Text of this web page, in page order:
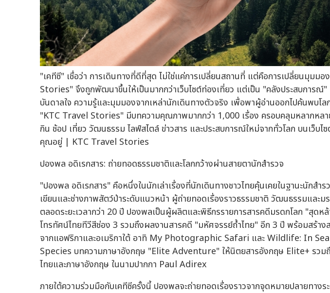
"เคทีซี" เชื่อว่า การเดินทางที่ดีที่สุด ไม่ใช่แค่การเปลี่ยนสถานที่ แต่คือการเปลี่ยนมุมม
Stories" จึงถูกพัฒนาขึ้นให้เป็นมากกว่าเว็บไซต์ท่องเที่ยว แต่เป็น "คลังประสบการณ์"
บันดาลใจ ความรู้และมุมมองจากเหล่านักเดินทางตัวจริง เพื่อพาผู้อ่านออกไปค้นพบโ
"KTC Travel Stories" มีบทความคุณภาพมากกว่า 1,000 เรื่อง ครอบคลุมหลากหลา
กิน ช้อป เที่ยว วัฒนธรรม ไลฟ์สไตล์ ข่าวสาร และประสบการณ์ใหม่จากทั่วโลก บนเว็บไ
คุณอยู่ | KTC Travel Stories
ปองพล อดิเรกสาร: ถ่ายทอดธรรมชาติและโลกกว้างผ่านสายตานักสำรวจ
"ปองพล อดิเรกสาร" คือหนึ่งในนักเล่าเรื่องที่นักเดินทางชาวไทยคุ้นเคยในฐานะนักสำ
เขียนและช่างภาพสัตว์ป่าระดับแนวหน้า ผู้ถ่ายทอดเรื่องราวธรรมชาติ วัฒนธรรมและม
ตลอดระยะเวลากว่า 20 ปี ปองพลเป็นผู้ผลิตและพิธีกรรายการสารคดีมรดกโลก "สุดห
โทรทัศน์ไทยทีวีสีช่อง 3 รวมถึงผลงานสารคดี "มหัศจรรย์ถ้ำไทย" อีก 3 ปี พร้อมสร้า
จากแอฟริกาและอเมริกาใต้ อาทิ My Photographic Safari และ Wildlife: In
Species บทความภาษาอังกฤษ "Elite Adventure" ให้นิตยสารอังกฤษ Elite+ รวม
ไทยและภาษาอังกฤษ ในนามปากกา Paul Adirex
ภายใต้ความร่วมมือกับเคทีซีครั้งนี้ ปองพลจะถ่ายทอดเรื่องราวจากจุดหมายปลายทางร